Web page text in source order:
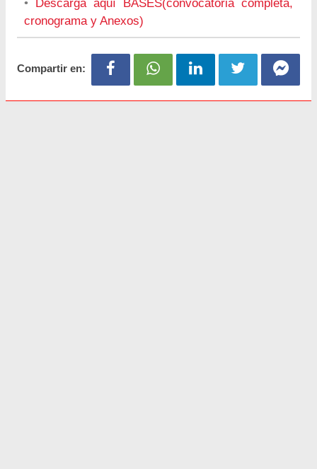
•
Descarga aquí BASES(convocatoria completa,
cronograma y Anexos)
Compartir en: